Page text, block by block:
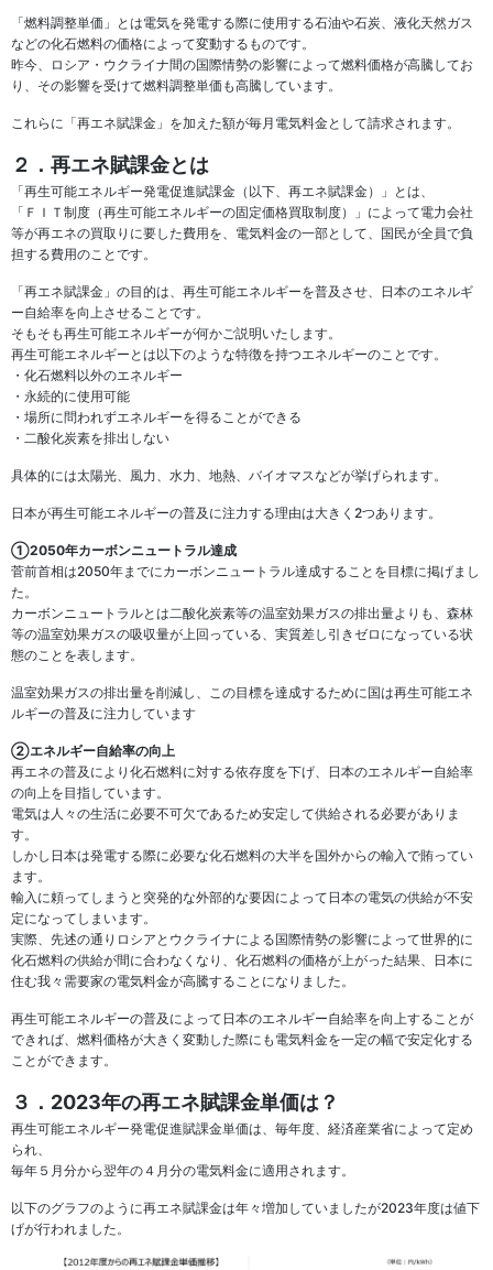
「燃料調整単価」とは電気を発電する際に使用する石油や石炭、液化天然ガス
などの化石燃料の価格によって変動するものです。
昨今、ロシア・ウクライナ間の国際情勢の影響によって燃料価格が高騰してお
り、その影響を受けて燃料調整単価も高騰しています。
これらに「再エネ賦課金」を加えた額が毎月電気料金として請求されます。
２．再エネ賦課金とは
「再生可能エネルギー発電促進賦課金（以下、再エネ賦課金）」とは、
「ＦＩＴ制度（再生可能エネルギーの固定価格買取制度）」によって電力会社
等が再エネの買取りに要した費用を、電気料金の一部として、国民が全員で負
担する費用のことです。
「再エネ賦課金」の目的は、再生可能エネルギーを普及させ、日本のエネルギ
ー自給率を向上させることです。
そもそも再生可能エネルギーが何かご説明いたします。
再生可能エネルギーとは以下のような特徴を持つエネルギーのことです。
・化石燃料以外のエネルギー
・永続的に使用可能
・場所に問われずエネルギーを得ることができる
・二酸化炭素を排出しない
具体的には太陽光、風力、水力、地熱、バイオマスなどが挙げられます。
日本が再生可能エネルギーの普及に注力する理由は大きく2つあります。
①2050年カーボンニュートラル達成
菅前首相は2050年までにカーボンニュートラル達成することを目標に掲げまし
た。
カーボンニュートラルとは二酸化炭素等の温室効果ガスの排出量よりも、森林
等の温室効果ガスの吸収量が上回っている、実質差し引きゼロになっている状
態のことを表します。
温室効果ガスの排出量を削減し、この目標を達成するために国は再生可能エネ
ルギーの普及に注力しています
②エネルギー自給率の向上
再エネの普及により化石燃料に対する依存度を下げ、日本のエネルギー自給率
の向上を目指しています。
電気は人々の生活に必要不可欠であるため安定して供給される必要がありま
す。
しかし日本は発電する際に必要な化石燃料の大半を国外からの輸入で賄ってい
ます。
輸入に頼ってしまうと突発的な外部的な要因によって日本の電気の供給が不安
定になってしまいます。
実際、先述の通りロシアとウクライナによる国際情勢の影響によって世界的に
化石燃料の供給が間に合わなくなり、化石燃料の価格が上がった結果、日本に
住む我々需要家の電気料金が高騰することになりました。
再生可能エネルギーの普及によって日本のエネルギー自給率を向上することが
できれば、燃料価格が大きく変動した際にも電気料金を一定の幅で安定化する
ことができます。
３．2023年の再エネ賦課金単価は？
再生可能エネルギー発電促進賦課金単価は、毎年度、経済産業省によって定め
られ、
毎年５月分から翌年の４月分の電気料金に適用されます。
以下のグラフのように再エネ賦課金は年々増加していましたが2023年度は値下
げが行われました。